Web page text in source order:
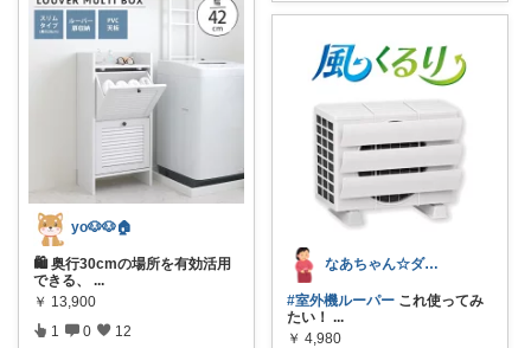
yo🐶🐶🏠
🛍️ 奥行30cmの場所を有効活用
できる、
...
￥ 13,900
1 0 12
なあちゃん☆ダイヤモンド会員💎
#室外機ルーパー これ使ってみ
たい！ ...
￥ 4,980